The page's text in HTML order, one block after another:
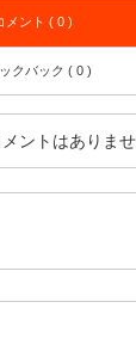
メント ( 0 )
ックバック ( 0 )
ントはありませ